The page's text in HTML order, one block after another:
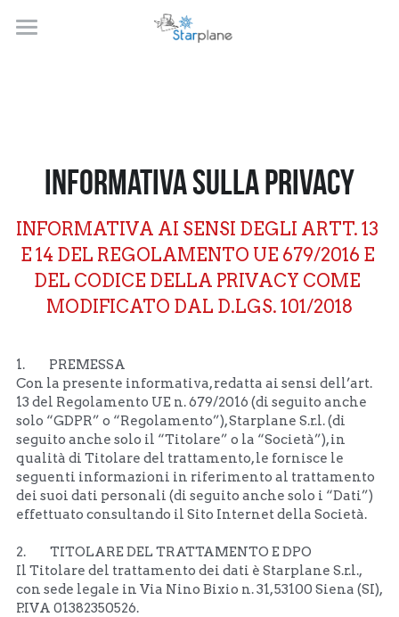
Gestplane
Fileplane
Informativa sulla Privacy
INFORMATIVA AI SENSI DEGLI ARTT. 13
E 14 DEL REGOLAMENTO UE 679/2016 E
DEL CODICE DELLA PRIVACY COME
MODIFICATO DAL D.LGS. 101/2018
1.         PREMESSA
Con la presente informativa, redatta ai sensi dell’art.
13 del Regolamento UE n. 679/2016 (di seguito anche
solo “GDPR” o “Regolamento”), Starplane S.r.l. (di
seguito anche solo il “Titolare” o la “Società”), in
qualità di Titolare del trattamento, le fornisce le
seguenti informazioni in riferimento al trattamento
dei suoi dati personali (di seguito anche solo i “Dati”)
effettuato consultando il Sito Internet della Società.
2.         TITOLARE DEL TRATTAMENTO E DPO
Il Titolare del trattamento dei dati è Starplane S.r.l.,
con sede legale in Via Nino Bixio n. 31, 53100 Siena (SI),
P.IVA 01382350526.